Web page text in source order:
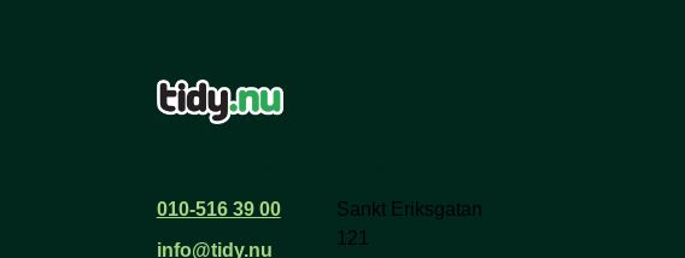
010-516 39 00
info@tidy.nu
Sankt Eriksgatan
121